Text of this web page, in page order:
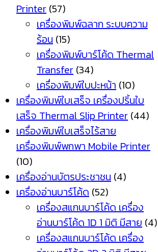
Printer (57)
เครื่องพิมพ์ฉลาก ระบบความ
ร้อน (15)
เครื่องพิมพ์บาร์โค้ด Thermal
Transfer (34)
เครื่องพิมพ์ใบปะหน้า (10)
เครื่องพิมพ์ใบเสร็จ เครื่องปริ้นใบ
เสร็จ Thermal Slip Printer (44)
เครื่องพิมพ์ใบเสร็จไร้สาย
เครื่องพิมพ์พกพา Mobile Printer
(10)
เครื่องอ่านบัตรประชาชน (4)
เครื่องอ่านบาร์โค้ด (52)
เครื่องสแกนบาร์โค้ด เครื่อง
อ่านบาร์โค้ด 1D 1 มิติ มีสาย (4)
เครื่องสแกนบาร์โค้ด เครื่อง